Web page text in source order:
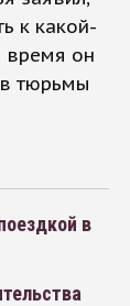
к какой-
время он
тюрьмы
в